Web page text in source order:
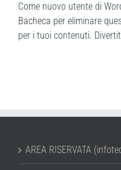
Come nuovo utente di
Bacheca per eliminare
per i tuoi contenuti.
AREA RISERVATA